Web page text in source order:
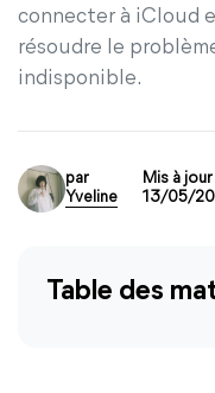
connecter à iCloud
résoudre le
indisponible.
par
Yveline
Mis à
13/05/
Table des